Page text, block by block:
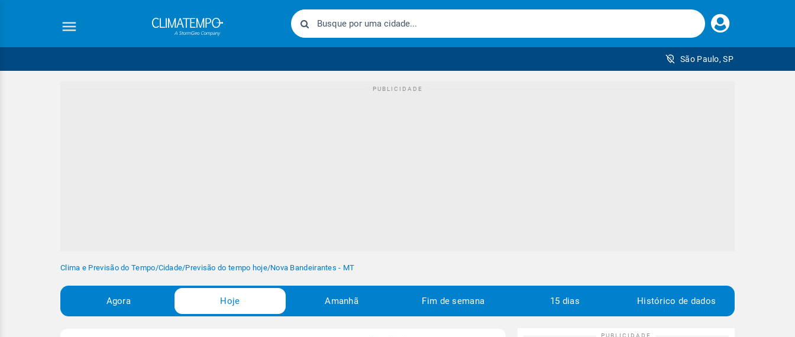
Faça
seu
São Paulo, SP
Clima e Previsão do Tempo/Cidade/Previsão do tempo hoje/Nova Bandeirantes - MT
Agora Hoje Amanhã Fim de semana 15 dias Histórico de dados